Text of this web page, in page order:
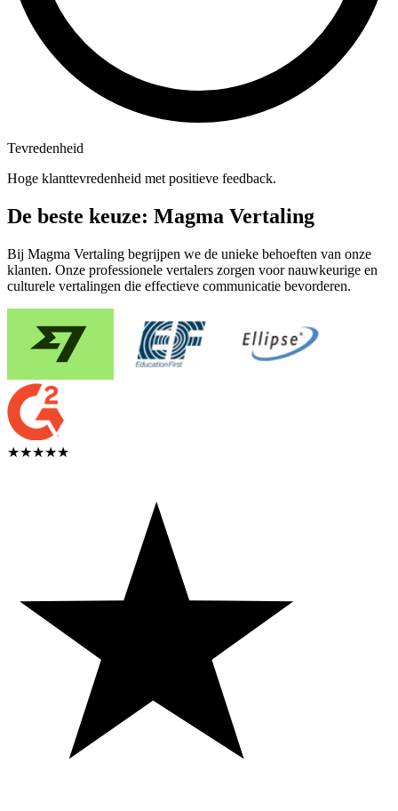
Tevredenheid
Hoge klanttevredenheid met positieve feedback.
De beste keuze: Magma Vertaling
Bij Magma Vertaling begrijpen we de unieke behoeften van onze
klanten. Onze professionele vertalers zorgen voor nauwkeurige en
culturele vertalingen die effectieve communicatie bevorderen.
★★★★★